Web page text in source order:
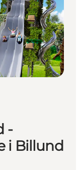
-
i Billund